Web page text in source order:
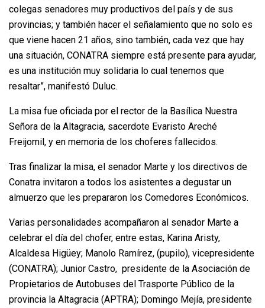
colegas senadores muy productivos del país y de sus
provincias; y también hacer el señalamiento que no solo es
que viene hacen 21 años, sino también, cada vez que hay
una situación, CONATRA siempre está presente para ayudar,
es una institución muy solidaria lo cual tenemos que
resaltar”, manifestó Duluc.
La misa fue oficiada por el rector de la Basílica Nuestra
Señora de la Altagracia, sacerdote Evaristo Areché
Freijomil, y en memoria de los choferes fallecidos.
Tras finalizar la misa, el senador Marte y los directivos de
Conatra invitaron a todos los asistentes a degustar un
almuerzo que les prepararon los Comedores Económicos.
Varias personalidades acompañaron al senador Marte a
celebrar el día del chofer, entre estas, Karina Aristy,
Alcaldesa Higüey; Manolo Ramírez, (pupilo), vicepresidente
(CONATRA); Junior Castro, presidente de la Asociación de
Propietarios de Autobuses del Trasporte Público de la
provincia la Altagracia (APTRA); Domingo Mejía, presidente